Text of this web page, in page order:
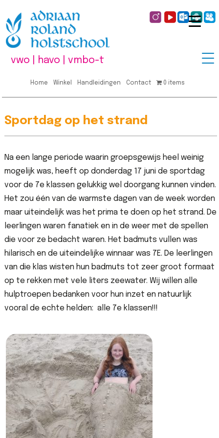
vwo | havo | vmbo-t
Home Winkel Handleidingen Contact 0 items
Sportdag op het strand
Na een lange periode waarin groepsgewijs heel weinig
mogelijk was, heeft op donderdag 17 juni de sportdag
voor de 7e klassen gelukkig wel doorgang kunnen vinden.
Het zou één van de warmste dagen van de week worden
maar uiteindelijk was het prima te doen op het strand. De
leerlingen waren fanatiek en in de weer met de spellen
die voor ze bedacht waren. Het badmuts vullen was
hilarisch en de uiteindelijke winnaar was 7E. De leerlingen
van die klas wisten hun badmuts tot zeer groot formaat
op te rekken met vele liters zeewater. Wij willen alle
hulptroepen bedanken voor hun inzet en natuurlijk
vooral de echte helden: alle 7e klassen!!!